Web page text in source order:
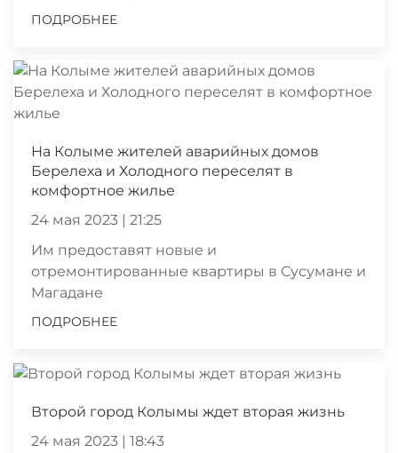
ПОДРОБНЕЕ
На Колыме жителей аварийных домов
Берелеха и Холодного переселят в
комфортное жилье
24 мая 2023 | 21:25
Им предоставят новые и
отремонтированные квартиры в Сусумане и
Магадане
ПОДРОБНЕЕ
Второй город Колымы ждет вторая жизнь
24 мая 2023 | 18:43